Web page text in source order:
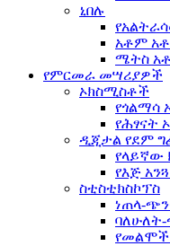
ኒበሉ
አቶም
ሜትስ
የምርመራ መሣሪያዎች
ኦክስሚስቶች
የጎልማሳ
የሕፃናት
ዲጂታል የደም
የላይኛው
የእጅ
ስቲስቲክስኮፕስ
ነጠላ-
የመልሞች